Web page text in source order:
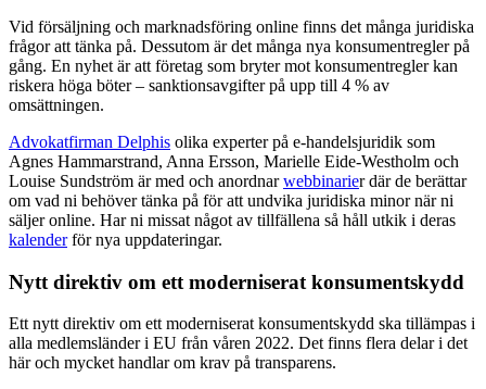
Vid försäljning och marknadsföring online finns det många juridiska
frågor att tänka på. Dessutom är det många nya konsumentregler på
gång. En nyhet är att företag som bryter mot konsumentregler kan
riskera höga böter – sanktionsavgifter på upp till 4 % av
omsättningen.
Advokatfirman Delphis olika experter på e-handelsjuridik som
Agnes Hammarstrand, Anna Ersson, Marielle Eide-Westholm och
Louise Sundström är med och anordnarwebbinarier där de berättar
om vad ni behöver tänka på för att undvika juridiska minor när ni
säljer online. Har ni missat något av tillfällena så håll utkik i deras
kalenderför nya uppdateringar.
Nytt direktiv om ett moderniserat konsumentskydd
Ett nytt direktiv om ett moderniserat konsumentskydd ska tillämpas i
alla medlemsländer i EU från våren 2022. Det finns flera delar i det
här och mycket handlar om krav på transparens.